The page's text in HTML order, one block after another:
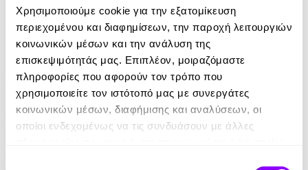
Χρησιμοποιούμε cookie για την εξατομίκευση
περιεχομένου και διαφημίσεων, την παροχή λειτουργιών
κοινωνικών μέσων και την ανάλυση της
επισκεψιμότητάς μας. Επιπλέον, μοιραζόμαστε
πληροφορίες που αφορούν τον τρόπο που
χρησιμοποιείτε τον ιστότοπό μας με συνεργάτες
κοινωνικών μέσων, διαφήμισης και αναλύσεων, οι
οποίοι ενδεχομένως να τις συνδυάσουν με άλλες
Audiobook • 1 Credit
Στο Σπίτι Της